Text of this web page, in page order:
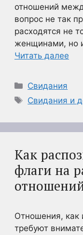
отношений
вопрос не так
расходятся не
женщинами, но
Читать далее
Рубрики
Свидания
Метки
Свидания и
Как
флаги на
Отношения, как
требуют